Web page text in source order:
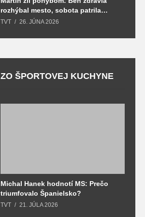
Študenti SOŠ
dopravnej si
vrámci projektu
Erazmus +
rozhýbal mesto, sobota patrila
zdraviu a prevencii
TVT 26. JÚNA 2026
ZO ŠPORTOVEJ KUCHYNE
Michal Hanek hodnotí MS: Prečo
triumfovalo Španielsko?
TVT 21. JÚLA 2026